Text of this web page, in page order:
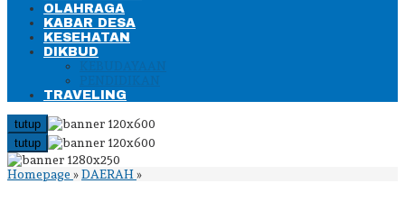
OLAHRAGA
KABAR DESA
KESEHATAN
DIKBUD
KEBUDAYAAN
PENDIDIKAN
TRAVELING
tutup
tutup
Homepage »DAERAH»Demo